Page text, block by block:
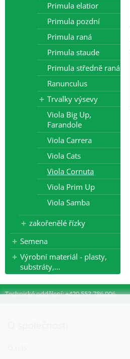
Primula elatior
Primula pozdní
Primula raná
Primula staude
Primula středně raná
Ranunculus
Trvalky výsevy
Viola Big Up,
Farandole
Viola Carrera
Viola Cats
Viola Cornuta
Viola Prim Up
Viola Samba
zakořenělé řízky
Semena
Výrobní materiál - plasty,
substráty,...
Technické oddělení: +420 553 786 006